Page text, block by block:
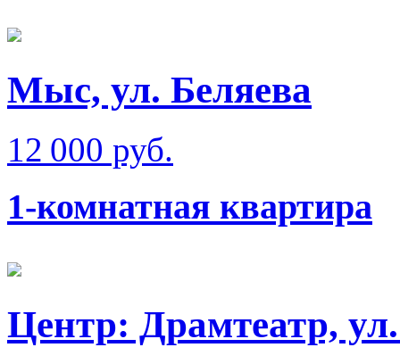
Мыс, ул. Беляева
12 000 руб.
1-комнатная квартира
Центр: Драмтеатр,